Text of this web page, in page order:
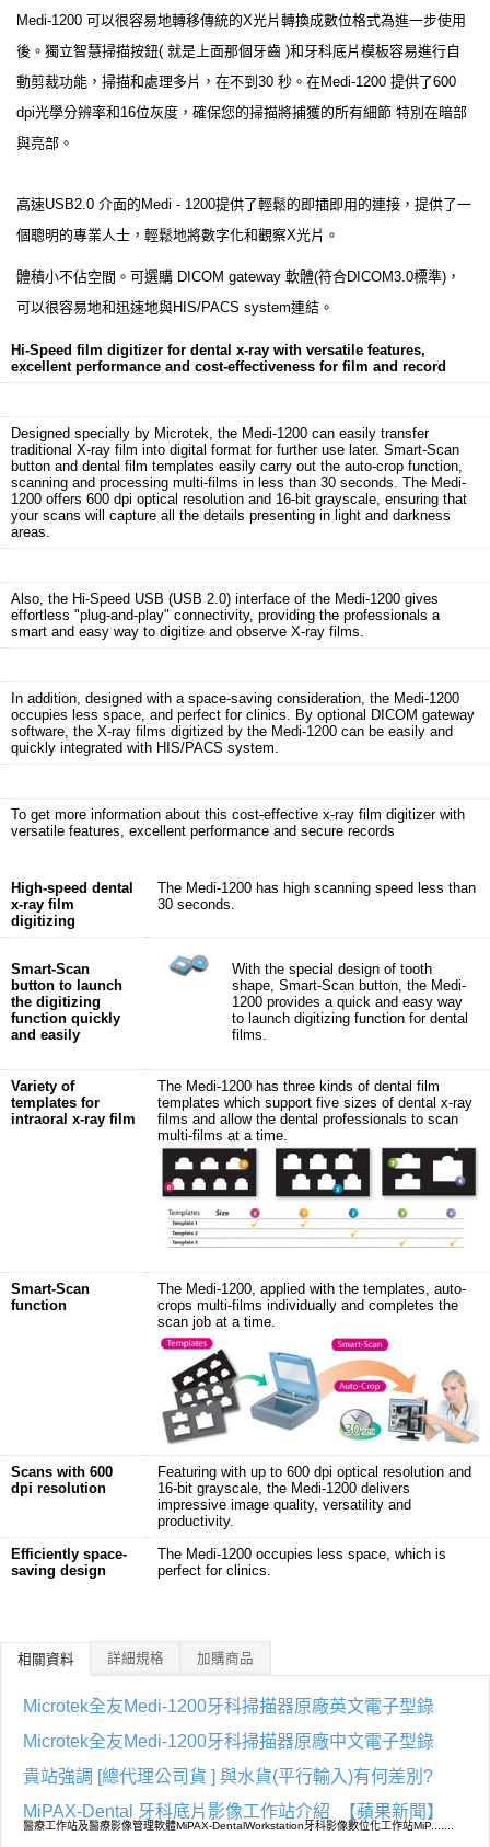
Medi-1200 可以很容易地轉移傳統的X光片轉換成數位格式為進一步使用
後。獨立智慧掃描按鈕( 就是上面那個牙齒 )和牙科底片模板容易進行自
動剪裁功能，掃描和處理多片，在不到30 秒。在Medi-1200 提供了600
dpi光學分辨率和16位灰度，確保您的掃描將捕獲的所有細節 特別在暗部
與亮部。
高速USB2.0 介面的Medi - 1200提供了輕鬆的即插即用的連接，提供了一
個聰明的專業人士，輕鬆地將數字化和觀察X光片。
體積小不佔空間。可選購 DICOM gateway 軟體(符合DICOM3.0標準)，
可以很容易地和迅速地與HIS/PACS system連結。
Hi-Speed film digitizer for dental x-ray with versatile features,
excellent performance and cost-effectiveness for film and record
Designed specially by Microtek, the Medi-1200 can easily transfer
traditional X-ray film into digital format for further use later. Smart-Scan
button and dental film templates easily carry out the auto-crop function,
scanning and processing multi-films in less than 30 seconds. The Medi-
1200 offers 600 dpi optical resolution and 16-bit grayscale, ensuring that
your scans will capture all the details presenting in light and darkness
areas.
Also, the Hi-Speed USB (USB 2.0) interface of the Medi-1200 gives
effortless "plug-and-play" connectivity, providing the professionals a
smart and easy way to digitize and observe X-ray films.
In addition, designed with a space-saving consideration, the Medi-1200
occupies less space, and perfect for clinics. By optional DICOM gateway
software, the X-ray films digitized by the Medi-1200 can be easily and
quickly integrated with HIS/PACS system.
To get more information about this cost-effective x-ray film digitizer with
versatile features, excellent performance and secure records
High-speed dental
x-ray film
digitizing
The Medi-1200 has high scanning speed less than
30 seconds.
Smart-Scan
button to launch
the digitizing
function quickly
and easily
With the special design of tooth
shape, Smart-Scan button, the Medi-
1200 provides a quick and easy way
to launch digitizing function for dental
films.
Variety of
templates for
intraoral x-ray film
The Medi-1200 has three kinds of dental film
templates which support five sizes of dental x-ray
films and allow the dental professionals to scan
multi-films at a time.
Smart-Scan
function
The Medi-1200, applied with the templates, auto-
crops multi-films individually and completes the
scan job at a time.
Scans with 600
dpi resolution
Featuring with up to 600 dpi optical resolution and
16-bit grayscale, the Medi-1200 delivers
impressive image quality, versatility and
productivity.
Efficiently space-
saving design
The Medi-1200 occupies less space, which is
perfect for clinics.
相關資料 詳細規格 加購商品
Microtek全友Medi-1200牙科掃描器原廠英文電子型錄
Microtek全友Medi-1200牙科掃描器原廠中文電子型錄
貴站強調 [總代理公司貨 ] 與水貨(平行輸入)有何差別?
MiPAX-Dental 牙科底片影像工作站介紹
【蘋果新聞】
醫療工作站及醫療影像管理軟體MiPAX-DentalWorkstation牙科影像數位化工作站MiP.......